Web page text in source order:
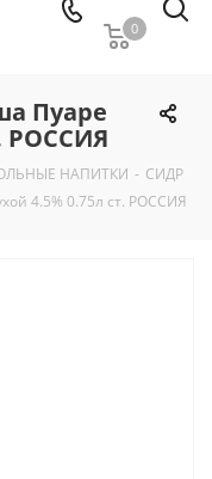
0
Пуаре
РОССИЯ
НАПИТКИ - СИДР
4.5% 0.75л ст. РОССИЯ